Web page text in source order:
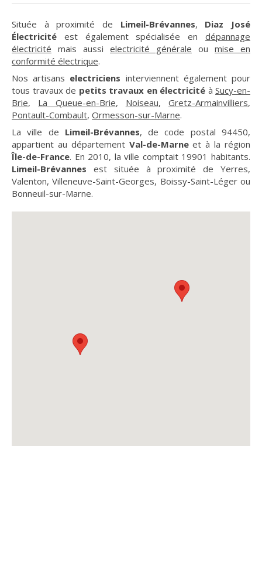
Située à proximité de Limeil-Brévannes, Diaz José
Électricité est également spécialisée en dépannage
électricité mais aussi electricité générale ou mise en
conformité électrique.
Nos artisans electriciens interviennent également pour
tous travaux de petits travaux en électricité à Sucy-en-
Brie, La Queue-en-Brie, Noiseau, Gretz-Armainvilliers,
Pontault-Combault, Ormesson-sur-Marne.
La ville de Limeil-Brévannes, de code postal 94450,
appartient au département Val-de-Marneet à la région
Île-de-France. En 2010, la ville comptait 19901 habitants.
Limeil-Brévannes est située à proximité de Yerres,
Valenton, Villeneuve-Saint-Georges, Boissy-Saint-Léger ou
Bonneuil-sur-Marne.